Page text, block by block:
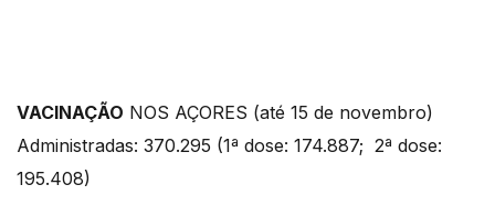
VACINAÇÃO NOS AÇORES (até 15 de novembro)
Administradas: 370.295 (1ª dose: 174.887; 2ª dose:
195.408)